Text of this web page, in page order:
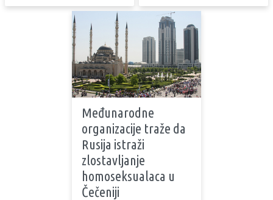
Međunarodne
organizacije traže da
Rusija istraži
zlostavljanje
homoseksualaca u
Čečeniji